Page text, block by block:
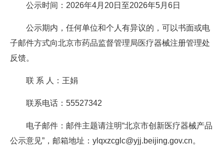
公示时间：2026年4月20日至2026年5月6日
公示期内，任何单位和个人有异议的，可以书面或电
子邮件方式向北京市药品监督管理局医疗器械注册管理处
反馈。
联 系 人：王娟
联系电话：55527342
电子邮件：邮件主题请注明“北京市创新医疗器械产品
公示意见”，邮箱地址：ylqxzcglc@yjj.beijing.gov.cn。